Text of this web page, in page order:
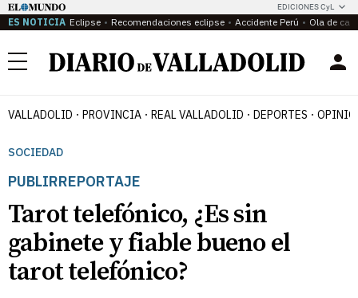
EDICIONES CyL
ES NOTICIA Eclipse Recomendaciones eclipse Accidente Perú Ola de
Menú
VALLADOLID PROVINCIA REAL VALLADOLID DEPORTES
SOCIEDAD
PUBLIRREPORTAJE
Tarot telefónico, ¿Es sin
gabinete y fiable bueno el
tarot telefónico?